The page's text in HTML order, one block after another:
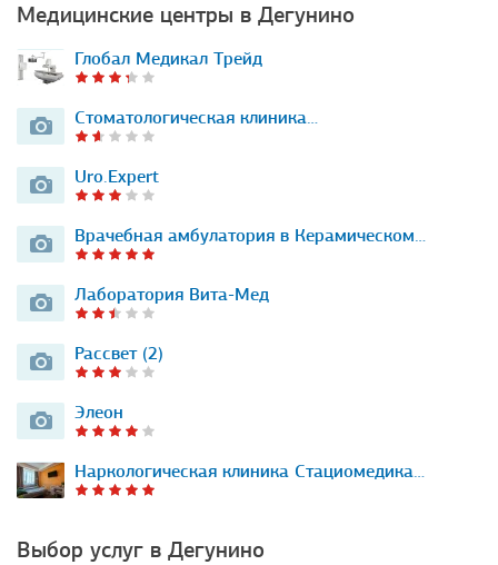
Медицинские центры в Дегунино
Глобал Медикал Трейд
Стоматологическая клиника…
Uro.Expert
Врачебная амбулатория в Керамическом…
Лаборатория Вита-Мед
Рассвет (2)
Элеон
Наркологическая клиника Стациомедика…
Выбор услуг в Дегунино